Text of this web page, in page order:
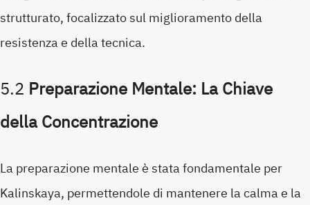
strutturato, focalizzato sul miglioramento della
resistenza e della tecnica.
5.2 Preparazione Mentale: La Chiave
della Concentrazione
La preparazione mentale è stata fondamentale per
Kalinskaya, permettendole di mantenere la calma e la